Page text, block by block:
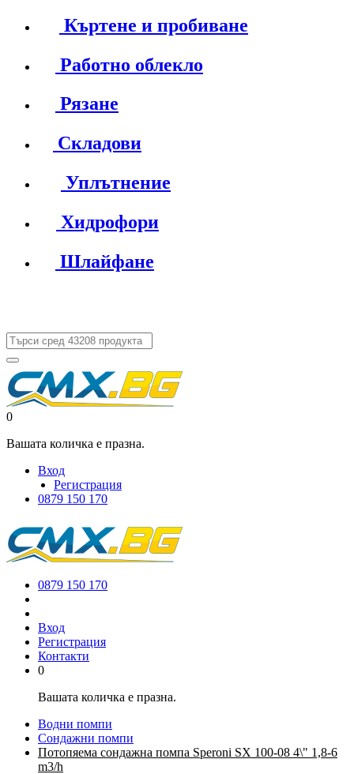
Къртене и пробиване
Работно облекло
Рязане
Складови
Уплътнение
Хидрофори
Шлайфане
0
Вашата количка е празна.
Вход
Регистрация
0879 150 170
0879 150 170
Вход
Регистрация
Контакти
0
Вашата количка е празна.
Водни помпи
Сондажни помпи
Потопяема сондажна помпа Speroni SX 100-08 4\" 1,8-6
m3/h